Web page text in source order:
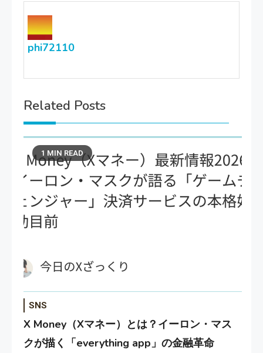
phi72110
Related Posts
1 MIN READ
SNS
X Money（Xマネー）とは？イーロン・マス
クが描く「everything app」の金融革命